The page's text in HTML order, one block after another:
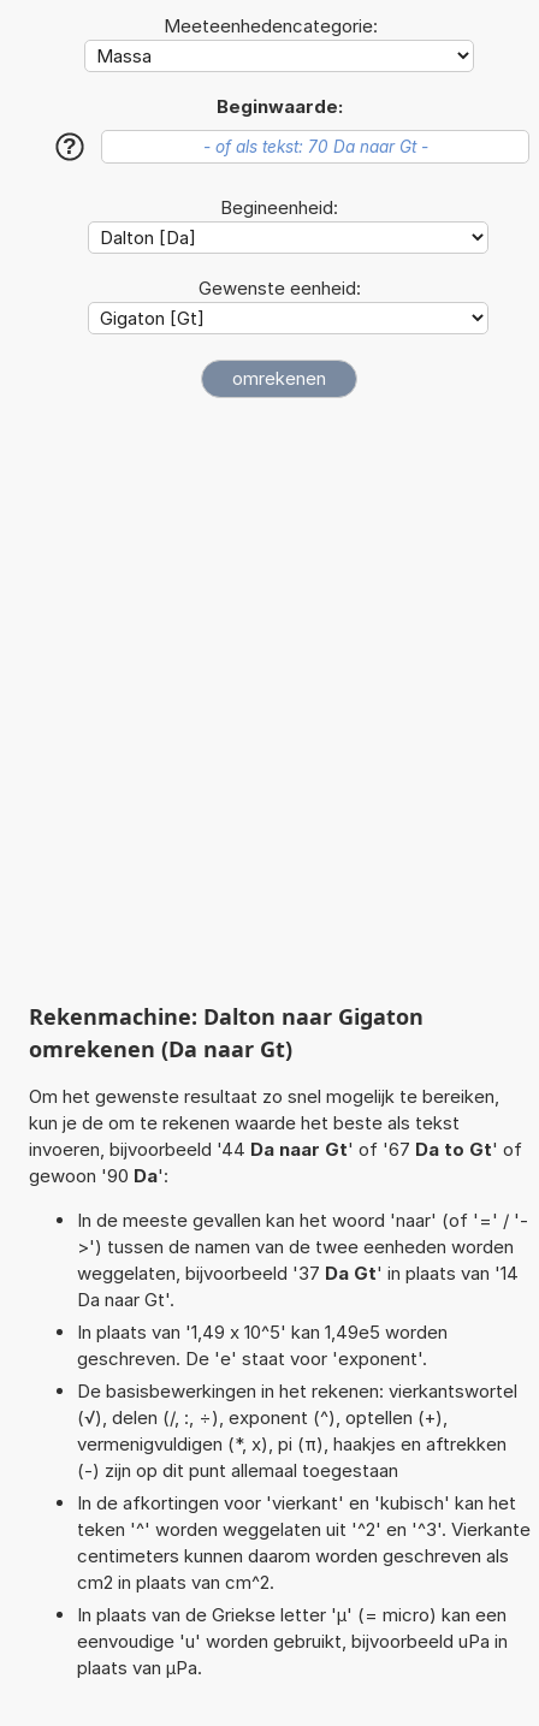
Meeteenhedencategorie:
Beginwaarde:
?
Begineenheid:
Gewenste eenheid:
Rekenmachine: Dalton naar Gigaton
omrekenen (Da naar Gt)
Om het gewenste resultaat zo snel mogelijk te bereiken,
kun je de om te rekenen waarde het beste als tekst
invoeren, bijvoorbeeld '44 Da naar Gt' of '67 Da to Gt' of
gewoon '90 Da':
In de meeste gevallen kan het woord 'naar' (of '=' / '-
>') tussen de namen van de twee eenheden worden
weggelaten, bijvoorbeeld '37 Da Gt' in plaats van '14
Da naar Gt'.
In plaats van '1,49 x 10^5' kan 1,49e5 worden
geschreven. De 'e' staat voor 'exponent'.
De basisbewerkingen in het rekenen: vierkantswortel
(√), delen (/, :, ÷), exponent (^), optellen (+),
vermenigvuldigen (*, x), pi (π), haakjes en aftrekken
(-) zijn op dit punt allemaal toegestaan
In de afkortingen voor 'vierkant' en 'kubisch' kan het
teken '^' worden weggelaten uit '^2' en '^3'. Vierkante
centimeters kunnen daarom worden geschreven als
cm2 in plaats van cm^2.
In plaats van de Griekse letter 'µ' (= micro) kan een
eenvoudige 'u' worden gebruikt, bijvoorbeeld uPa in
plaats van µPa.